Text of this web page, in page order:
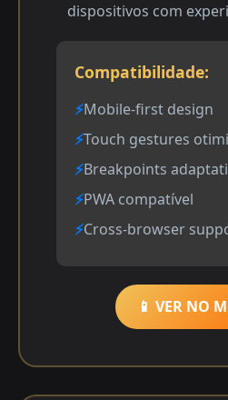
dispositivos com
Compatibilidade:
Mobile-first design
Touch gestures
Breakpoints
PWA compatível
Cross-browser
📱 VER NO